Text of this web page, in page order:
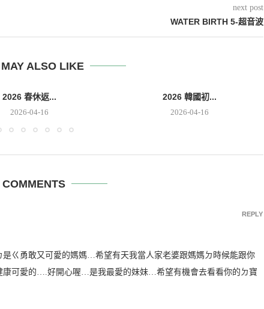
next post
WATER BIRTH 5-超音波
ALSO LIKE
2026 春休返...
2026-04-16
2026 韓國初...
2026-04-16
COMMENTS
ㄍ勇敢又可愛的媽媽…希望有天我當人家老婆跟媽媽ㄉ時候能跟你
可愛的….好開心喔…是我最愛的妹妹…希望有機會去看看你的ㄉ寶
REPLY